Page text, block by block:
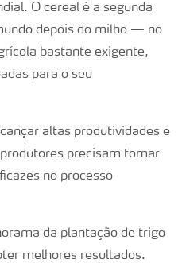
O cereal é a segunda
depois do milho — no
bastante exigente,
para o seu
altas produtividades e
precisam tomar
no processo
da plantação de trigo
melhores resultados.